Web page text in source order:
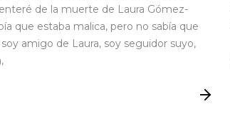
de la muerte de Laura Gómez-
que estaba malica, pero no sabía que
amigo de Laura, soy seguidor suyo,